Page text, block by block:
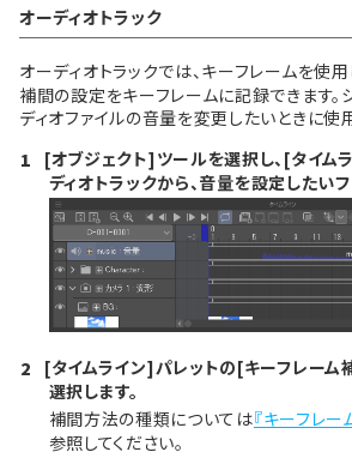
オーディオトラック
オーディオトラックでは、キーフレームを使
補間の設定をキーフレームに記録できます。
ディオファイルの音量を変更したいときに使
1
[オブジェクト]ツールを選択し、[タイム
ディオトラックから、音量を設定したい
2
[タイムライン]パレットの[キーフレーム
選択します。
補間方法の種類については『キーフレ
参照してください。